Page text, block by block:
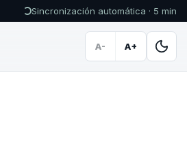
Sincronización automática · 5 min
A- A+